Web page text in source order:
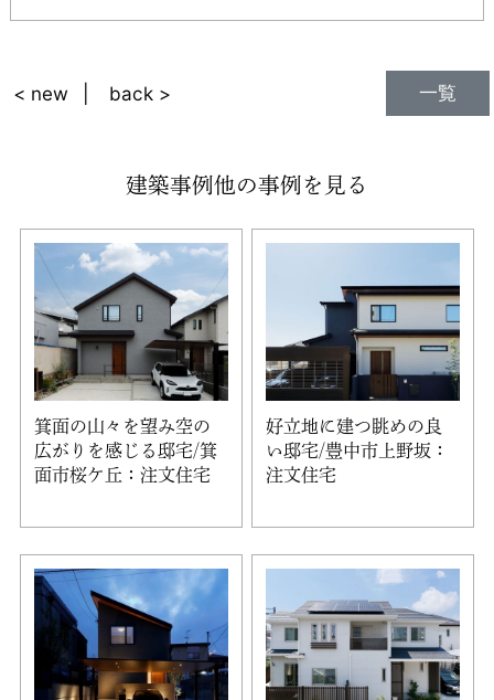
一覧
< new back >
建築事例他の事例を見る
箕面の山々を望み空の
広がりを感じる邸宅/箕
面市桜ケ丘：注文住宅
好立地に建つ眺めの良
い邸宅/豊中市上野坂：
注文住宅